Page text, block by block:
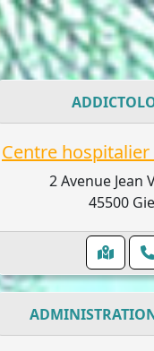
2 Avenue Jean
45500